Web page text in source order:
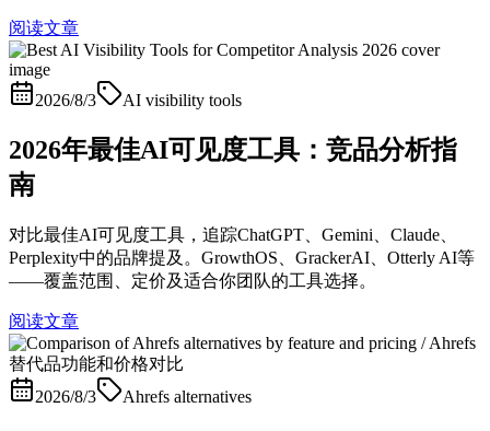
阅读文章
2026/8/3 AI visibility tools
2026年最佳AI可见度工具：竞品分析指
南
对比最佳AI可见度工具，追踪ChatGPT、Gemini、Claude、
Perplexity中的品牌提及。GrowthOS、GrackerAI、Otterly AI等
——覆盖范围、定价及适合你团队的工具选择。
阅读文章
2026/8/3 Ahrefs alternatives